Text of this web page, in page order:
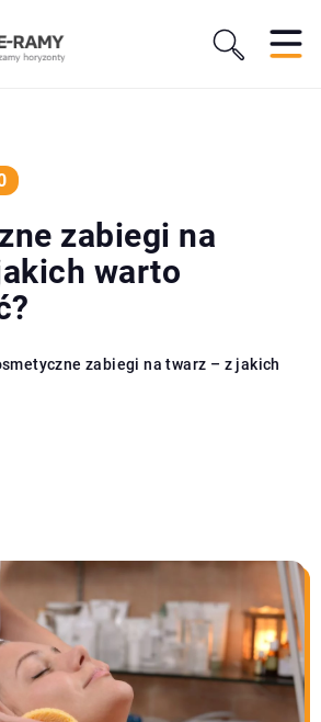
zabiegi na
warto
zabiegi na twarz – z jakich